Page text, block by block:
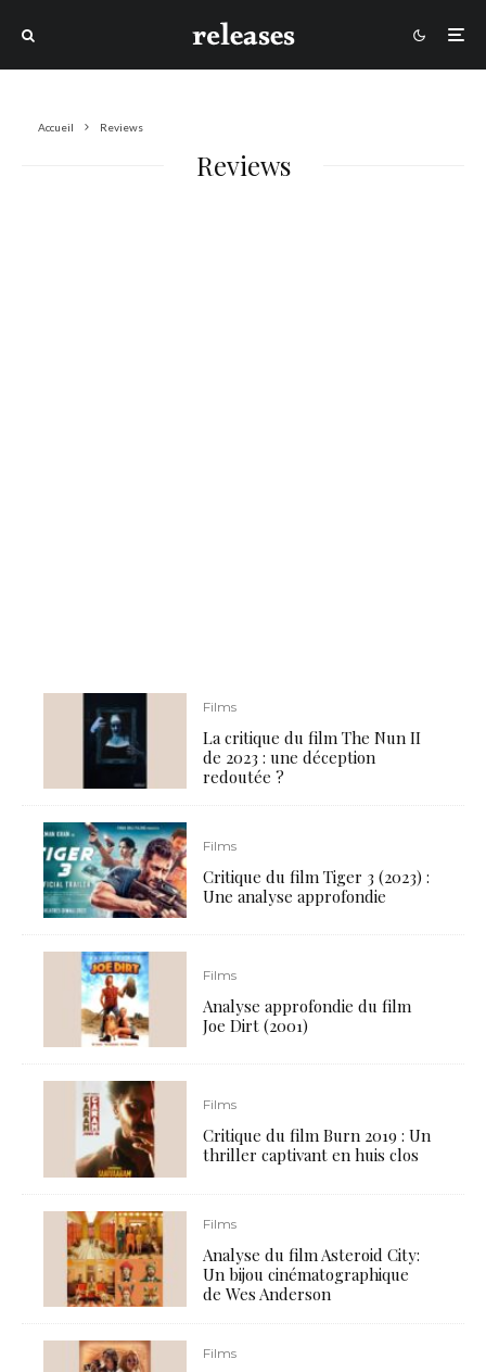
Accueil Reviews
Reviews
Films
La critique du film The Nun II
de 2023 : une déception
redoutée ?
Films
Critique du film Tiger 3 (2023) :
Une analyse approfondie
Films
Analyse approfondie du film
Joe Dirt (2001)
Films
Critique du film Burn 2019 : Un
thriller captivant en huis clos
Films
Analyse du film Asteroid City:
Un bijou cinématographique
de Wes Anderson
Films